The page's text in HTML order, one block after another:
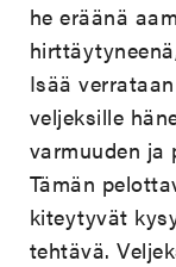
he eräänä
Isää
veljeksille
varmuuden ja
Tämän
kiteytyvät
tehtävä.